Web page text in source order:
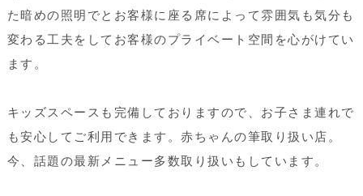
た暗めの照明でとお客様に座る席によって雰囲気も気分も
変わる工夫をしてお客様のプライベート空間を心がけてい
ます。
キッズスペースも完備しておりますので、お子さま連れで
も安心してご利用できます。赤ちゃんの筆取り扱い店。
今、話題の最新メニュー多数取り扱いもしています。